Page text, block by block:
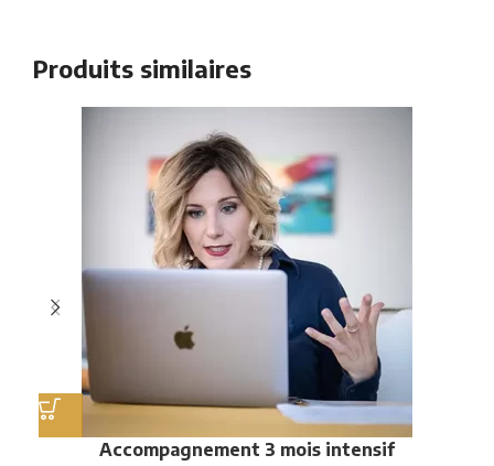
Produits similaires
Accompagnement 3 mois intensif